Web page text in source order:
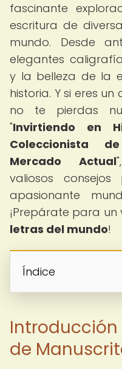
fascinante
escritura de
mundo. Desde
elegantes
y la belleza de la
historia. Y si eres
no te pierdas
"Invirtiendo en
Coleccionista
Mercado Actual
valiosos
apasionante
¡Prepárate para un
letras del mundo!
Índice
de